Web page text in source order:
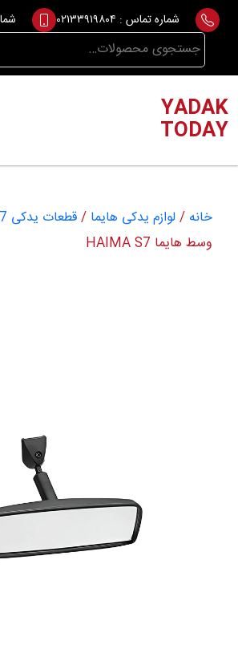
Skip
content
شماره تماس : ۰۲۱۳۳۹۱۹۸۰۴
جستجو
برای:
YADAK
TODAY
خانه / لوازم یدکی هایما /قطعات یدکی Haima S7
وسط هایما HAIMA S7